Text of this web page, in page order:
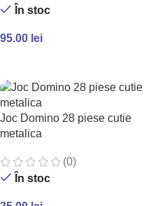
În stoc
95.00 lei
Joc Domino 28 piese cutie
metalica
(0)
În stoc